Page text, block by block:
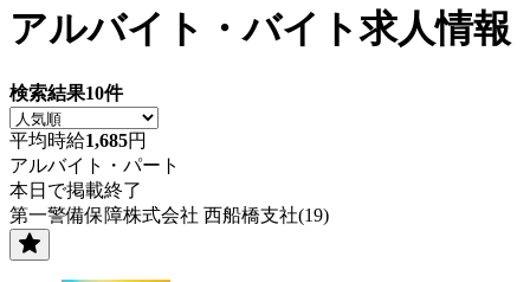
アルバイト・バイト求人情報
検索結果10件
平均時給1,685円
アルバイト・パート
本日で掲載終了
第一警備保障株式会社 西船橋支社(19)